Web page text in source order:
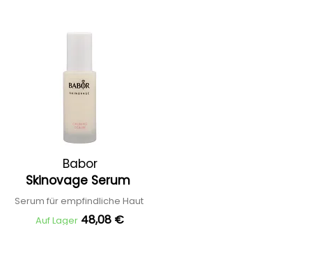
Babor
Skinovage Serum
Serum für empfindliche Haut
Auf Lager 48,08 €